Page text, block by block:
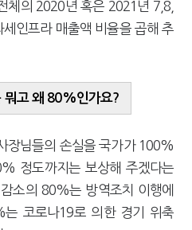
체의 2020년 혹은 2021년 7,8,
인프라 매출액 비율을 곱해 추
뭐고 왜 80%인가요?
장님들의 손실을 국가가 100%
정도까지는 보상해 주겠다는
소의 80%는 방역조치 이행에
코로나19로 의한 경기 위축